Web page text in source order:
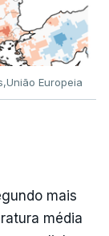
Europeia
mais
média